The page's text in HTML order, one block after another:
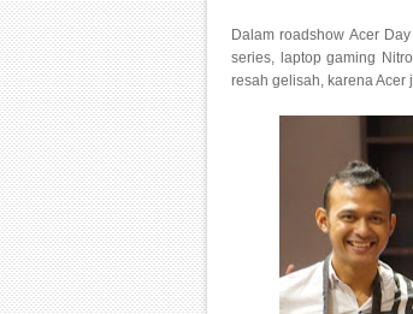
Dalam roadshow Acer
series, laptop gaming
resah gelisah, karena